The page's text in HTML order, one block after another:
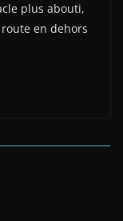
plus abouti,
en dehors